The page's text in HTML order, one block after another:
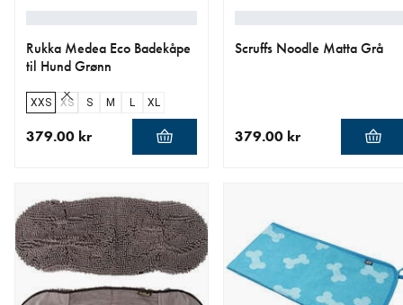
Rukka Medea Eco Badekåpe
til Hund Grønn
XXS XS S M L XL
379.00 kr
Scruffs Noodle Matta Grå
379.00 kr